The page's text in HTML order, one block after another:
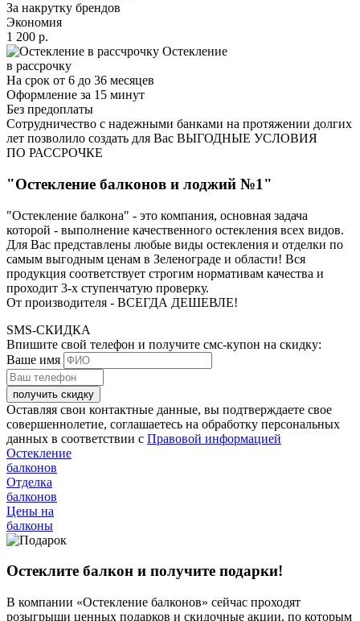
За накрутку брендов
Экономия
1 200 р.
Остекление
в рассрочку
На срок от 6 до 36 месяцев
Оформление за 15 минут
Без предоплаты
Сотрудничество с надежными банками на протяжении долгих
лет позволило создать для Вас ВЫГОДНЫЕ УСЛОВИЯ
ПО РАССРОЧКЕ
"Остекление балконов и лоджий №1"
"Остекление балкона" - это компания, основная задача
которой - выполнение качественного остекления всех видов.
Для Вас представлены любые виды остекления и отделки по
самым выгодным ценам в Зеленограде и области! Вся
продукция соответствует строгим нормативам качества и
проходит 3-х ступенчатую проверку.
От производителя - ВСЕГДА ДЕШЕВЛЕ!
SMS-СКИДКА
Впишите свой телефон и получите смс-купон на скидку:
Ваше имя
получить скидку
Оставляя свои контактные данные, вы подтверждаете свое
совершеннолетие, соглашаетесь на обработку персональных
данных в соответствии с Правовой информацией
Остекление
балконов
Отделка
балконов
Цены на
балконы
Остеклите балкон и получите подарки!
В компании «Остекление балконов» сейчас проходят
розыгрыши ценных подарков и скидочные акции, по которым